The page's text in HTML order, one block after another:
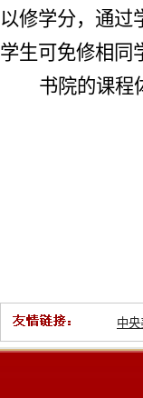
以修学分，通过
学生可免修相同
书院的课程
中